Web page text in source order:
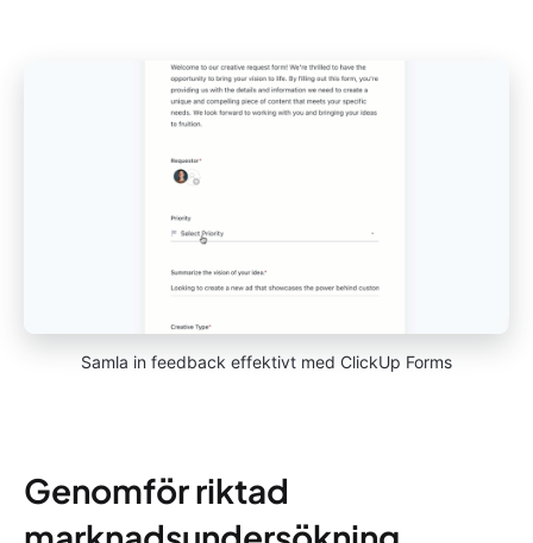
Samla in feedback effektivt med ClickUp Forms
Genomför riktad